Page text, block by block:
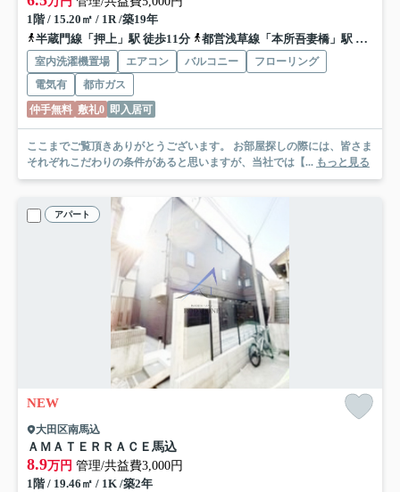
1階 / 15.20㎡ / 1R /築19年
半蔵門線「押上」駅 徒歩11分
都営浅草線「本所吾妻橋」駅 徒歩20分
室内洗濯機置場 エアコン バルコニー
フローリング
電気有
都市ガス
仲手無料 敷礼0 即入居可
ここまでご覧頂きありがとうございます。 お部屋探しの際には、皆さま
それぞれこだわりの条件があると思いますが、当社では【... もっと見る
アパート
NEW
大田区南馬込
ＡＭＡＴＥＲＲＡＣＥ馬込
8.9万円 管理/共益費3,000円
1階 / 19.46㎡ / 1K /築2年